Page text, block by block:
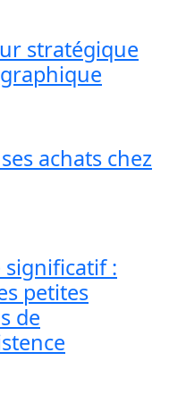
stratégique
achats chez
:
petites
de